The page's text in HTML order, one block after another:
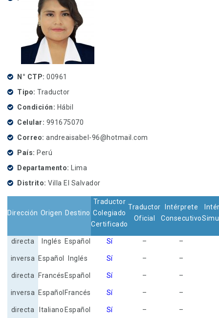
N° CTP 00961
Tipo Traductor
Condición
Hábil
Celular
991675070
Correo andreaisabel-96@hotmail.com
País Perú
Departamento Lima
Distrito Villa El Salvador
Dirección Origen Destino
Traductor
Colegiado
Certificado
Traductor
Oficial
Intérprete
Consecutivo
directa Inglés Español Sí – –
inversa Español Inglés Sí – –
directa Francés Español Sí – –
inversa Español Francés Sí – –
directa Italiano Español Sí – –